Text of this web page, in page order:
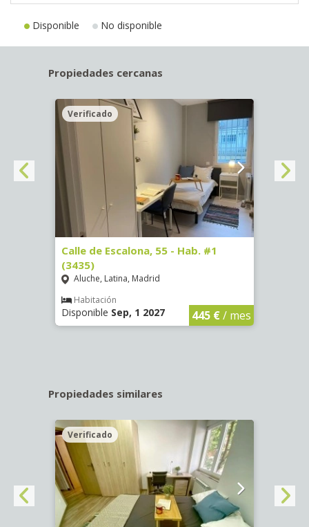
Disponible No disponible
Propiedades cercanas
Verificado
Calle de Escalona, 55 - Hab. #1
(3435)
Aluche, Latina, Madrid
Habitación
Disponible Sep, 1 2027 445 €/ mes
Propiedades similares
Verificado